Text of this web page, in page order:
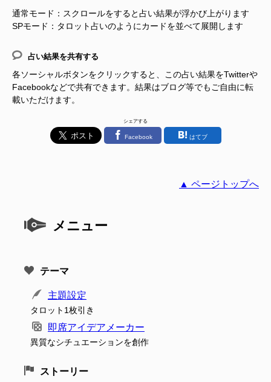
通常モード：スクロールをすると占い結果が浮かび上がります
SPモード：タロット占いのようにカードを並べて展開します
占い結果を共有する
各ソーシャルボタンをクリックすると、この占い結果をTwitterや
Facebookなどで共有できます。結果はブログ等でもご自由に転
載いただけます。
シェアする
Facebook はてブ
▲ ページトップへ
メニュー
テーマ
主題設定
タロット1枚引き
即席アイデアメーカー
異質なシチュエーションを創作
ストーリー